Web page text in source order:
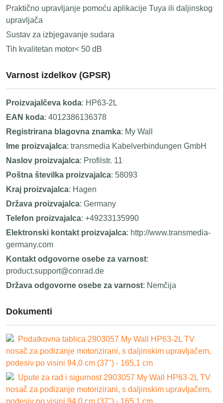
Praktično upravljanje pomoću aplikacije Tuya ili daljinskog
upravljača
Sustav za izbjegavanje sudara
Tih kvalitetan motor< 50 dB
Varnost izdelkov (GPSR)
Proizvajalčeva koda: HP63-2L
EAN koda: 4012386136378
Registrirana blagovna znamka: My Wall
Ime proizvajalca: transmedia Kabelverbindungen GmbH
Naslov proizvajalca: Profilstr. 11
Poštna številka proizvajalca: 58093
Kraj proizvajalca: Hagen
Država proizvajalca: Germany
Telefon proizvajalca: +49233135990
Elektronski kontakt proizvajalca: http://www.transmedia-
germany.com
Kontakt odgovorne osebe za varnost:
product.support@conrad.de
Država odgovorne osebe za varnost: Nemčija
Dokumenti
Podatkovna tablica 2903057 My Wall HP63-2L TV
nosač za podizanje motorizirani, s daljinskim upravljačem,
podesiv po visini 94,0 cm (37") - 165,1 cm
Upute za rad i sigurnost 2903057 My Wall HP63-2L TV
nosač za podizanje motorizirani, s daljinskim upravljačem,
podesiv po visini 94,0 cm (37") - 165,1 cm